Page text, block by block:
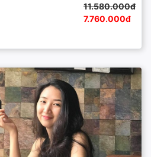
11.580.000đ
7.760.000đ